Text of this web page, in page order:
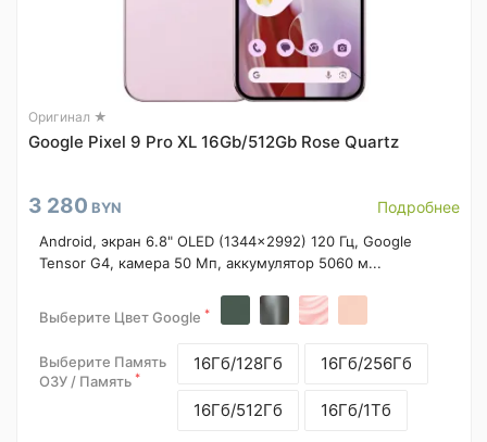
Оригинал ★
Google Pixel 9 Pro XL 16Gb/512Gb Rose Quartz
3 280 BYN Подробнее
Android, экран 6.8" OLED (1344x2992) 120 Гц, Google
Tensor G4, камера 50 Мп, аккумулятор 5060 м...
Выберите Цвет Google *
Выберите Память
ОЗУ / Память *
16Гб/128Гб 16Гб/256Гб
16Гб/512Гб 16Гб/1Тб